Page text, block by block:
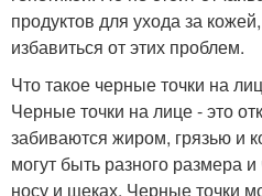
продуктов для ухода за
избавиться от этих проблем.
Что такое черные точки на
Черные точки на лице - это
забиваются жиром, грязью и
могут быть разного размера
носу и щеках. Черные точки